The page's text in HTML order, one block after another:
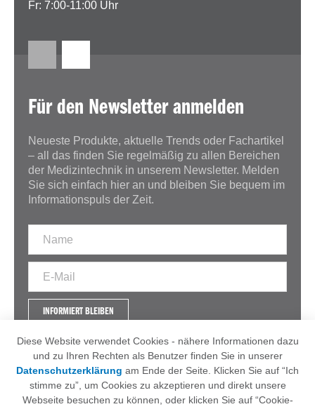
Fr: 7:00-11:00 Uhr
Für den Newsletter anmelden
Neueste Produkte, aktuelle Trends oder Fachartikel
– all das finden Sie regelmäßig zu allen Bereichen
der Medizintechnik in unserem Newsletter. Melden
Sie sich einfach hier an und bleiben Sie bequem im
Informationspuls der Zeit.
INFORMIERT BLEIBEN
IMPRESSUM
AGB
DATENSCHUTZERKLÄRUNG
Diese Website verwendet Cookies - nähere Informationen dazu
und zu Ihren Rechten als Benutzer finden Sie in unserer
Datenschutzerklärung am Ende der Seite. Klicken Sie auf “Ich
stimme zu”, um Cookies zu akzeptieren und direkt unsere
Webseite besuchen zu können, oder klicken Sie auf “Cookie-